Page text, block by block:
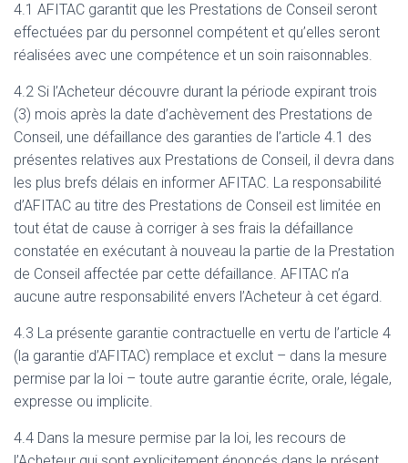
4.1 AFITAC garantit que les Prestations de Conseil seront
effectuées par du personnel compétent et qu’elles seront
réalisées avec une compétence et un soin raisonnables.
4.2 Si l’Acheteur découvre durant la période expirant trois
(3) mois après la date d’achèvement des Prestations de
Conseil, une défaillance des garanties de l’article 4.1 des
présentes relatives aux Prestations de Conseil, il devra dans
les plus brefs délais en informer AFITAC. La responsabilité
d’AFITAC au titre des Prestations de Conseil est limitée en
tout état de cause à corriger à ses frais la défaillance
constatée en exécutant à nouveau la partie de la Prestation
de Conseil affectée par cette défaillance. AFITAC n’a
aucune autre responsabilité envers l’Acheteur à cet égard.
4.3 La présente garantie contractuelle en vertu de l’article 4
(la garantie d’AFITAC) remplace et exclut – dans la mesure
permise par la loi – toute autre garantie écrite, orale, légale,
expresse ou implicite.
4.4 Dans la mesure permise par la loi, les recours de